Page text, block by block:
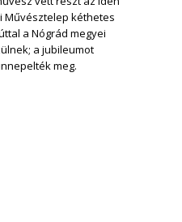
Művésztelep kéthetes
a Nógrád megyei
a jubileumot
meg.